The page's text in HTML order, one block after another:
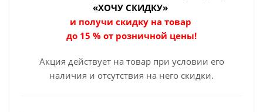
«ХОЧУ СКИДКУ»
и получи скидку на товар
до 15 % от розничной цены!
Акция действует на товар при условии его
наличия и отсутствия на него скидки.